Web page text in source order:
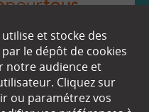
+
nous ?
et stocke des
le dépôt de cookies
notre audience et
Cliquez sur
ou paramétrez vos